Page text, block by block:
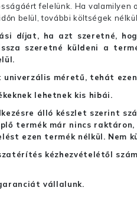
felelünk. Ha
belül, további költségek
díjat, ha azt szeretné,
szeretné küldeni a
univerzális méretű, tehát
lehetnek kis hibái.
álló készlet szerint
termék már nincs
ezen termék nélkül. Nem
kézhezvételétől
vállalunk.